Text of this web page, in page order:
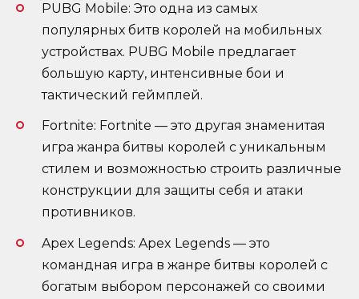
PUBG Mobile: Это одна из самых
популярных битв королей на мобильных
устройствах. PUBG Mobile предлагает
большую карту, интенсивные бои и
тактический геймплей.
Fortnite: Fortnite — это другая знаменитая
игра жанра битвы королей с уникальным
стилем и возможностью строить различные
конструкции для защиты себя и атаки
противников.
Apex Legends: Apex Legends — это
командная игра в жанре битвы королей с
богатым выбором персонажей со своими